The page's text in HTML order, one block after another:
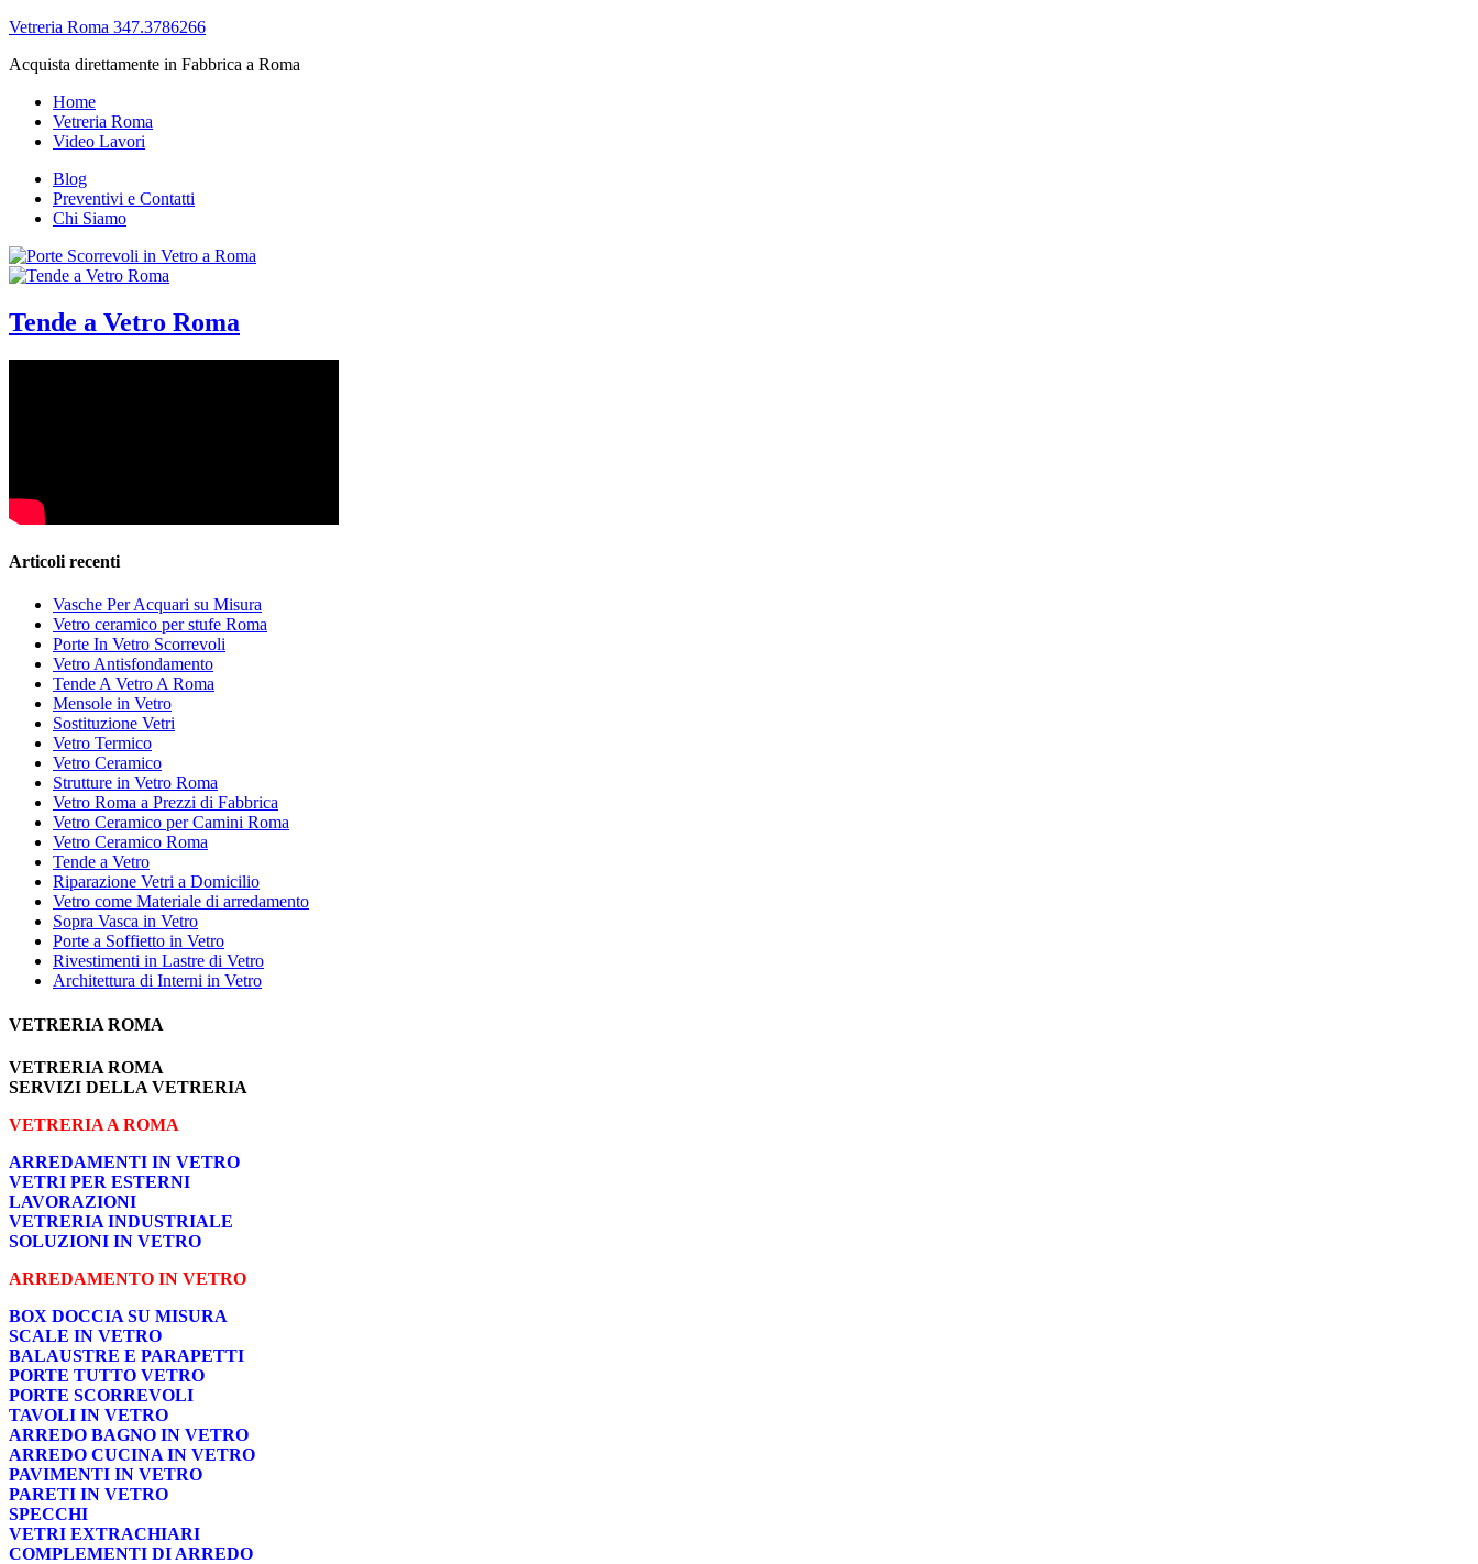
Vetreria Roma 347.3786266
Acquista direttamente in Fabbrica a Roma
Home
Vetreria Roma
Video Lavori
Blog
Preventivi e Contatti
Chi Siamo
Tende a Vetro Roma
Articoli recenti
Vasche Per Acquari su Misura
Vetro ceramico per stufe Roma
Porte In Vetro Scorrevoli
Vetro Antisfondamento
Tende A Vetro A Roma
Mensole in Vetro
Sostituzione Vetri
Vetro Termico
Vetro Ceramico
Strutture in Vetro Roma
Vetro Roma a Prezzi di Fabbrica
Vetro Ceramico per Camini Roma
Vetro Ceramico Roma
Tende a Vetro
Riparazione Vetri a Domicilio
Vetro come Materiale di arredamento
Sopra Vasca in Vetro
Porte a Soffietto in Vetro
Rivestimenti in Lastre di Vetro
Architettura di Interni in Vetro
VETRERIA ROMA
VETRERIA ROMA
SERVIZI DELLA VETRERIA
VETRERIA A ROMA
ARREDAMENTI IN VETRO
VETRI PER ESTERNI
LAVORAZIONI
VETRERIA INDUSTRIALE
SOLUZIONI IN VETRO
ARREDAMENTO IN VETRO
BOX DOCCIA SU MISURA
SCALE IN VETRO
BALAUSTRE E PARAPETTI
PORTE TUTTO VETRO
PORTE SCORREVOLI
TAVOLI IN VETRO
ARREDO BAGNO IN VETRO
ARREDO CUCINA IN VETRO
PAVIMENTI IN VETRO
PARETI IN VETRO
SPECCHI
VETRI EXTRACHIARI
COMPLEMENTI DI ARREDO